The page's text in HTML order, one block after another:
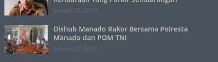
Januari 23, 2019
Dishub Manado Rakor Bersama Polresta
Manado dan POM TNI
Januari 22, 2019